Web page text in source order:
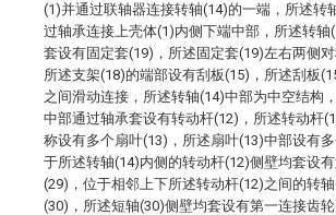
(1)并通过联轴器连接转轴(14)的一端，所述转
过轴承连接上壳体(1)内侧下端中部，所述转轴
套设有固定套(19)，所述固定套(19)左右两侧对
所述支架(18)的端部设有刮板(15)，所述刮板
之间滑动连接，所述转轴(14)中部为中空结构
中部通过轴承套设有转动杆(12)，所述转动杆
称设有多个扇叶(13)，所述扇叶(13)中部设有
于所述转轴(14)内侧的转动杆(12)侧壁均套设
(29)，位于相邻上下所述转动杆(12)之间的转
(30)，所述短轴(30)侧壁均套设有第一连接齿